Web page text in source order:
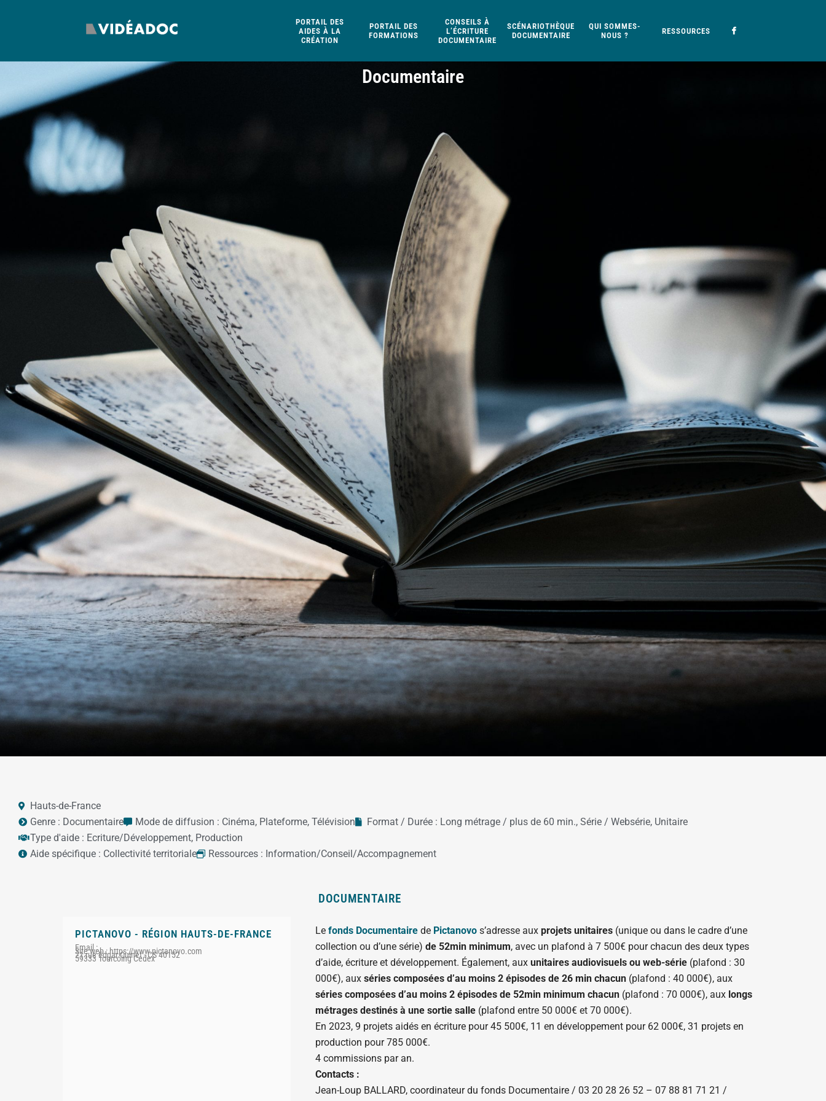
PORTAIL DES
AIDES À LA
CRÉATION
PORTAIL DES
FORMATIONS
CONSEILS À
L’ÉCRITURE
DOCUMENTAIRE
SCÉNARIOTHÈQUE
DOCUMENTAIRE
QUI SOMMES-
NOUS ?
RESSOURCES
Documentaire
Hauts-de-France
Genre : Documentaire Mode de diffusion : Cinéma, Plateforme, Télévision Format / Durée : Long métrage / plus de 60 min., Série / Websérie, Unitaire
Type d'aide : Ecriture/Développement, Production
Aide spécifique : Collectivité territoriale Ressources : Information/Conseil/Accompagnement
DOCUMENTAIRE
PICTANOVO - RÉGION HAUTS-DE-FRANCE
Email :
Site web : https://www.pictanovo.com
21 rue Edgar Quinet - CS 40152
59333 Tourcoing Cedex
Le fonds Documentairede Pictanovos’adresse aux projets unitaires(unique ou dans le cadre d’une
collection ou d’une série) de 52min minimum, avec un plafond à 7 500€ pour chacun des deux types
d’aide, écriture et développement. Également, aux unitaires audiovisuels ou web-série(plafond : 30
000€), aux séries composées d’au moins 2 épisodes de 26 min chacun(plafond : 40 000€), aux
séries composées d’au moins 2 épisodes de 52min minimum chacun(plafond : 70 000€), aux longs
métrages destinés à une sortie salle(plafond entre 50 000€ et 70 000€).
En 2023, 9 projets aidés en écriture pour 45 500€, 11 en développement pour 62 000€, 31 projets en
production pour 785 000€.
4 commissions par an.
Contacts :
Jean-Loup BALLARD, coordinateur du fonds Documentaire / 03 20 28 26 52 – 07 88 81 71 21 /